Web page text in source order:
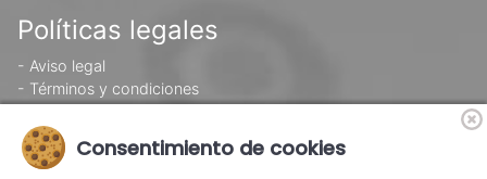
Políticas legales
- Aviso legal
- Términos y condiciones
- Política de cookies
Consentimiento de cookies